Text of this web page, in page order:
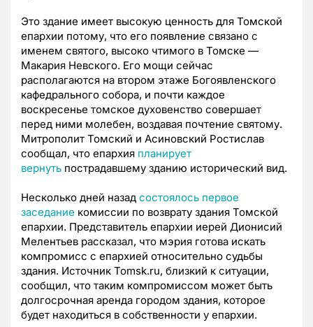
Это здание имеет высокую ценность для Томской
епархии потому, что его появление связано с
именем святого, высоко чтимого в Томске —
Макария Невского. Его мощи сейчас
располагаются на втором этаже Богоявленского
кафедрального собора, и почти каждое
воскресенье томское духовенство совершает
перед ними молебен, воздавая почтение святому.
Митрополит Томский и Асиновский Ростислав
сообщал, что епархия планирует
вернуть пострадавшему зданию исторический вид.
Несколько дней назад состоялось первое
заседание комиссии по возврату здания Томской
епархии. Представитель епархии иерей Дионисий
Мелентьев рассказал, что мэрия готова искать
компромисс с епархией относительно судьбы
здания. Источник Tomsk.ru, близкий к ситуации,
сообщил, что таким компромиссом может быть
долгосрочная аренда городом здания, которое
будет находиться в собственности у епархии.